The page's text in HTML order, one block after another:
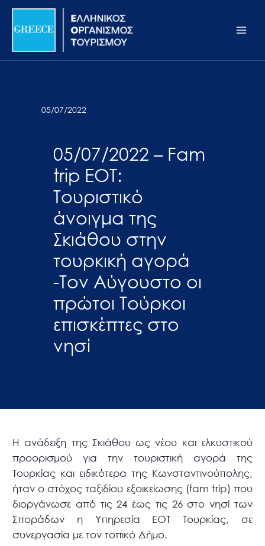
Σημείωση:
ιστότοπος
προσβασιμότητας.
Μετάβαση
περιεχόμενο
05/07/2022
05/07/2022 – Fam
trip ΕΟΤ:
Τουριστικό
άνοιγμα της
Σκιάθου στην
τουρκική αγορά
-Τον Αύγουστο οι
πρώτοι Τούρκοι
επισκέπτες στο
νησί
Η ανάδειξη της Σκιάθου ως νέου και ελκυστικού
προορισμού για την τουριστική αγορά της
Τουρκίας και ειδικότερα της Κωνσταντινούπολης,
ήταν ο στόχος ταξιδίου εξοικείωσης (fam trip) που
διοργάνωσε από τις 24 έως τις 26 στο νησί των
Σποράδων η Υπηρεσία ΕΟΤ Τουρκίας, σε
συνεργασία με τον τοπικό Δήμο.